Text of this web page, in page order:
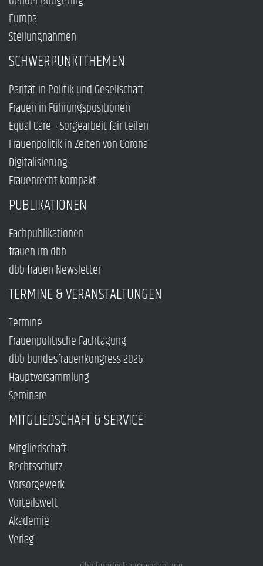
Europa
Stellungnahmen
SCHWERPUNKTTHEMEN
Parität in Politik und Gesellschaft
Frauen in Führungspositionen
Equal Care – Sorgearbeit fair teilen
Frauenpolitik in Zeiten von Corona
Digitalisierung
Frauenrecht kompakt
PUBLIKATIONEN
Fachpublikationen
frauen im dbb
dbb frauen Newsletter
TERMINE & VERANSTALTUNGEN
Termine
Frauenpolitische Fachtagung
dbb bundesfrauenkongress 2026
Hauptversammlung
Seminare
MITGLIEDSCHAFT & SERVICE
Mitgliedschaft
Rechtsschutz
Vorsorgewerk
Vorteilswelt
Akademie
Verlag